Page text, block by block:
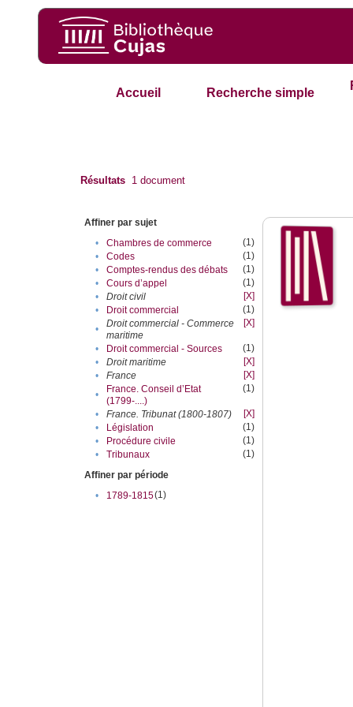
Accueil Recherche simple
Résultats 1 document
Affiner par sujet
•
Chambres de commerce
(1)
•
Codes
(1)
•
Comptes-rendus des débats
(1)
•
Cours d’appel
(1)
•
Droit civil
[X]
•
Droit commercial
(1)
•
Droit commercial - Commerce
maritime
[X]
• Droit commercial - Sources
(1)
•
Droit maritime
[X]
•
France
[X]
•
France. Conseil d’Etat
(1799-....)
(1)
• France. Tribunat (1800-1807)
[X]
•
Législation
(1)
•
Procédure civile
(1)
•
Tribunaux
(1)
Affiner par période
•
1789-1815(1)